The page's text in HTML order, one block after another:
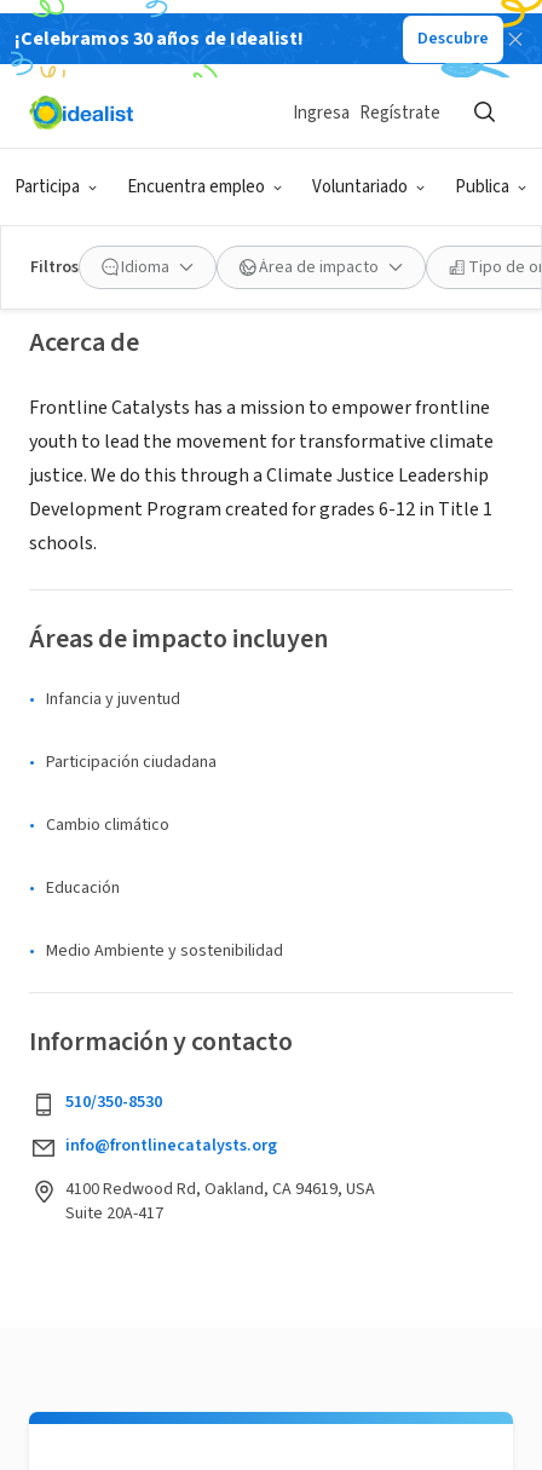
¡Celebramos 30 años de Idealist! Descubre
Participa Encuentra empleo Voluntariado Publica
Ingresa Regístrate
Filtros Idioma Área de impacto Tipo de
Frontline Catalysts
Oakland, CA www.frontlinecatalysts.org
Acerca de
Frontline Catalysts has a mission to empower frontline
youth to lead the movement for transformative climate
justice. We do this through a Climate Justice Leadership
Development Program created for grades 6-12 in Title 1
schools.
Áreas de impacto incluyen
Infancia y juventud
Participación ciudadana
Cambio climático
Educación
Medio Ambiente y sostenibilidad
Información y contacto
510/350-8530
info@frontlinecatalysts.org
4100 Redwood Rd, Oakland, CA 94619, USA
Suite 20A-417